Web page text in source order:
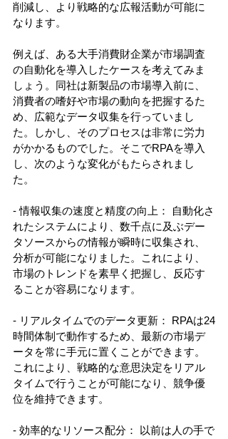
削減し、より戦略的な広報活動が可能に
なります。
例えば、ある大手消費財企業が市場調査
の自動化を導入したケースを考えてみま
しょう。同社は新製品の市場導入前に、
消費者の嗜好や市場の動向を把握するた
め、広範なデータ収集を行っていまし
た。しかし、そのプロセスは非常に労力
がかかるものでした。そこでRPAを導入
し、次のような変化がもたらされまし
た。
- 情報収集の速度と精度の向上： 自動化さ
れたシステムにより、数千点に及ぶデー
タソースからの情報が瞬時に収集され、
分析が可能になりました。これにより、
市場のトレンドを素早く把握し、反応す
ることが容易になります。
- リアルタイムでのデータ更新： RPAは24
時間体制で動作するため、最新の市場デ
ータを常に手元に置くことができます。
これにより、戦略的な意思決定をリアル
タイムで行うことが可能になり、競争優
位を維持できます。
- 効率的なリソース配分： 以前は人の手で